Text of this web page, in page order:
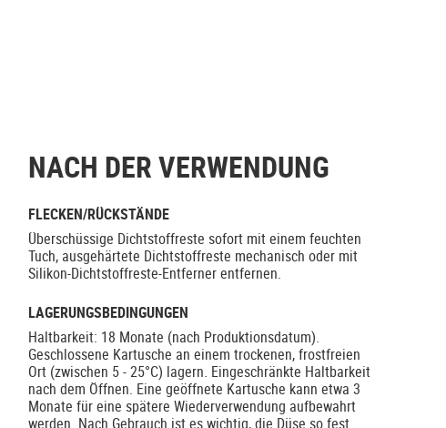
NACH DER VERWENDUNG
FLECKEN/RÜCKSTÄNDE
Überschüssige Dichtstoffreste sofort mit einem feuchten
Tuch, ausgehärtete Dichtstoffreste mechanisch oder mit
Silikon-Dichtstoffreste-Entferner entfernen.
LAGERUNGSBEDINGUNGEN
Haltbarkeit: 18 Monate (nach Produktionsdatum).
Geschlossene Kartusche an einem trockenen, frostfreien
Ort (zwischen 5 - 25°C) lagern. Eingeschränkte Haltbarkeit
nach dem Öffnen. Eine geöffnete Kartusche kann etwa 3
Monate für eine spätere Wiederverwendung aufbewahrt
werden. Nach Gebrauch ist es wichtig, die Düse so fest